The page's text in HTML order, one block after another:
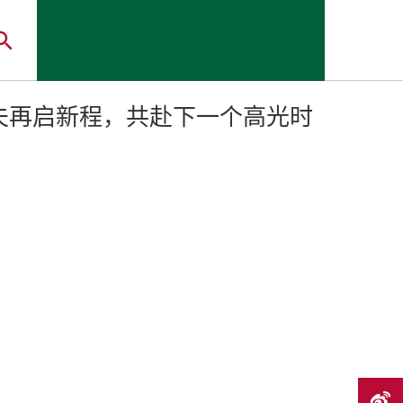
启新程，共赴下一个高光时